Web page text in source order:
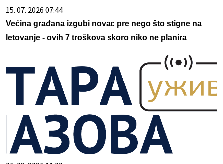
15. 07. 2026 07:44
Većina građana izgubi novac pre nego što stigne na
letovanje - ovih 7 troškova skoro niko ne planira